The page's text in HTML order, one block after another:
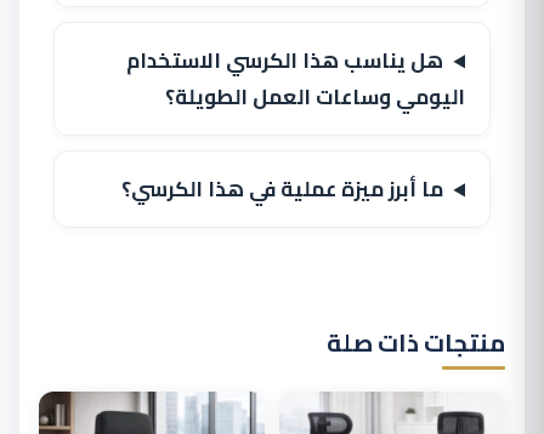
هل يناسب هذا الكرسي الاستخدام
اليومي وساعات العمل الطويلة؟
ما أبرز ميزة عملية في هذا الكرسي؟
منتجات ذات صلة